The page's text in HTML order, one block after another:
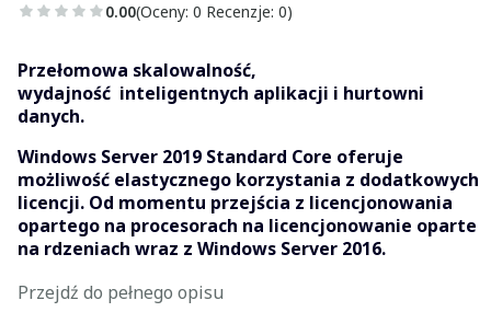
0.00(Oceny: 0 Recenzje: 0)
Przełomowa skalowalność,
wydajność inteligentnych aplikacji i hurtowni
danych.
Windows Server 2019 Standard Core oferuje
możliwość elastycznego korzystania z dodatkowych
licencji. Od momentu przejścia z licencjonowania
opartego na procesorach na licencjonowanie oparte
na rdzeniach wraz z Windows Server 2016.
Przejdź do pełnego opisu